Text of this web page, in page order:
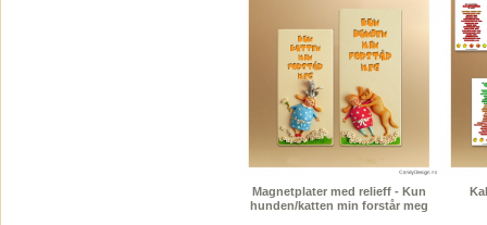
Magnetplater med relieff - Kun
hunden/katten min forstår meg